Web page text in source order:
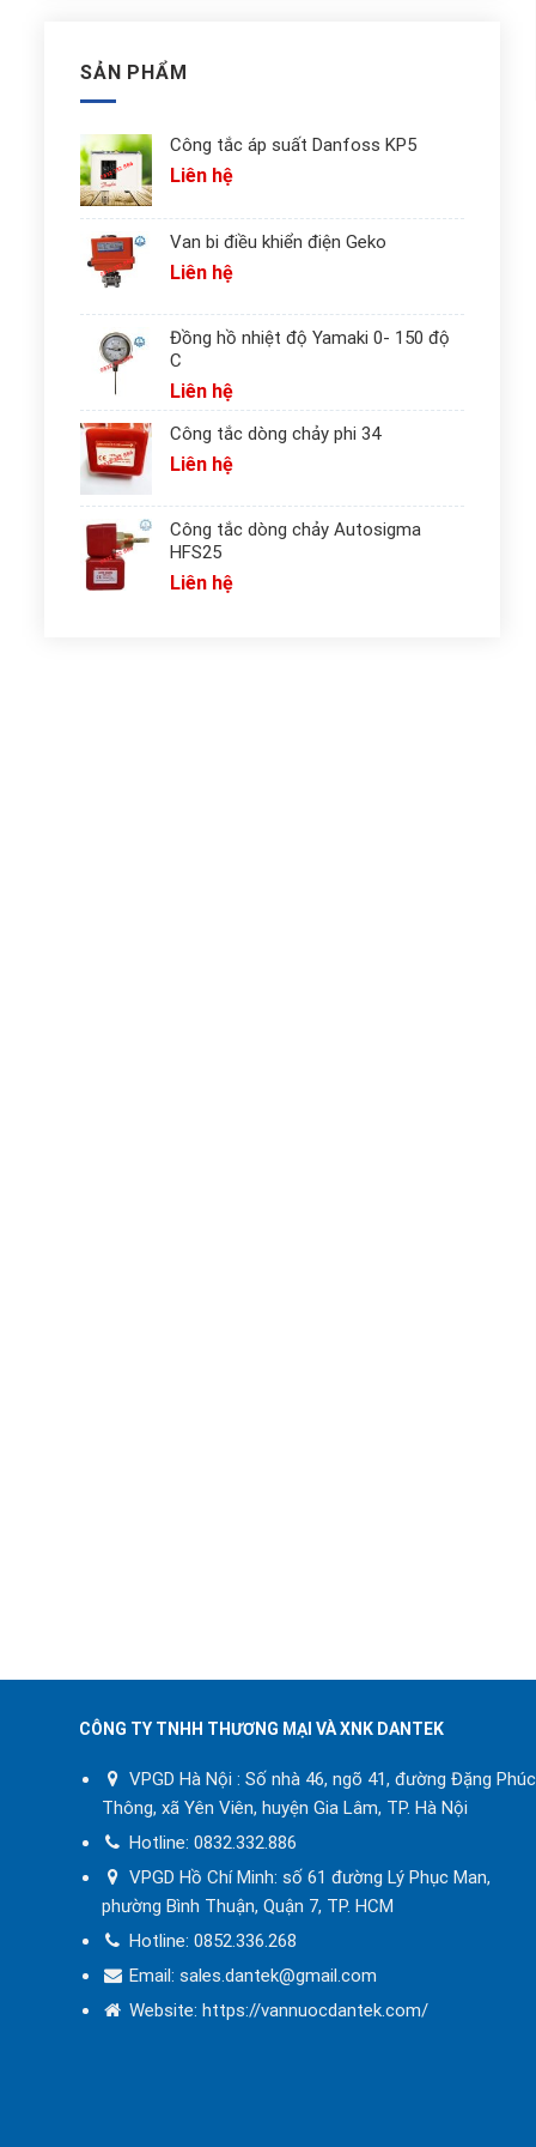
SẢN PHẨM
Công tắc áp suất Danfoss KP5
Liên hệ
Van bi điều khiển điện Geko
Liên hệ
Đồng hồ nhiệt độ Yamaki 0- 150 độ
C
Liên hệ
Công tắc dòng chảy phi 34
Liên hệ
Công tắc dòng chảy Autosigma
HFS25
Liên hệ
CÔNG TY TNHH THƯƠNG MẠI VÀ XNK DANTEK
VPGD Hà Nội : Số nhà 46, ngõ 41, đường Đặng Phúc
Thông, xã Yên Viên, huyện Gia Lâm, TP. Hà Nội
Hotline: 0832.332.886
VPGD Hồ Chí Minh: số 61 đường Lý Phục Man,
phường Bình Thuận, Quận 7, TP. HCM
Hotline: 0852.336.268
Email: sales.dantek@gmail.com
Website: https://vannuocdantek.com/